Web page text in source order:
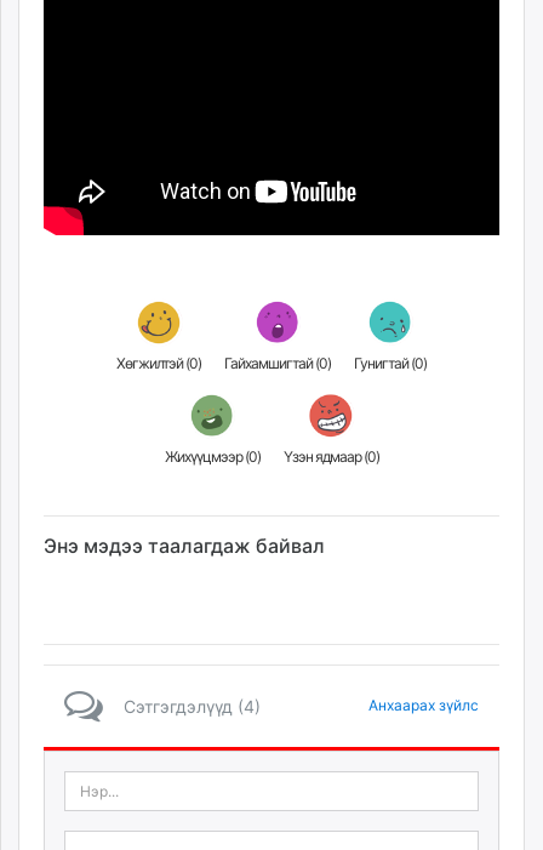
toim.mn
tac.mn
Хөгжилтэй (0) Гайхамшигтай (0) Гунигтай (0)
Жихүүцмээр (0) Үзэн ядмаар (0)
Энэ мэдээ таалагдаж байвал
Сэтгэгдэлүүд (4) Анхаарах зүйлс